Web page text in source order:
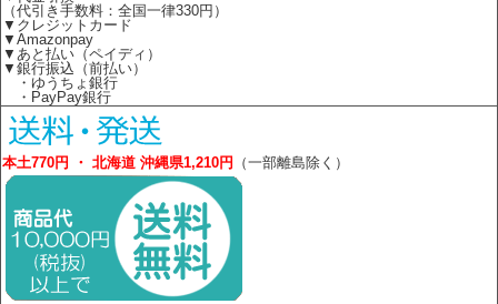
（代引き手数料：全国一律330円）
▼クレジットカード
▼Amazonpay
▼あと払い（ペイディ）
▼銀行振込（前払い）
・ゆうちょ銀行
・PayPay銀行
本土770円 ・ 北海道 沖縄県1,210円 （一部離島除く）